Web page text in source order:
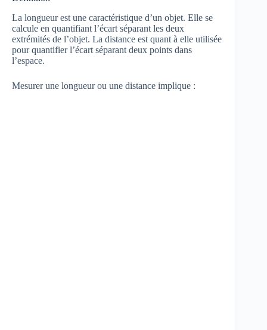
La longueur est une caractéristique d’un objet. Elle se
calcule en quantifiant l’écart séparant les deux
extrémités de l’objet. La distance est quant à elle utilisée
pour quantifier l’écart séparant deux points dans
l’espace.
Mesurer une longueur ou une distance implique :